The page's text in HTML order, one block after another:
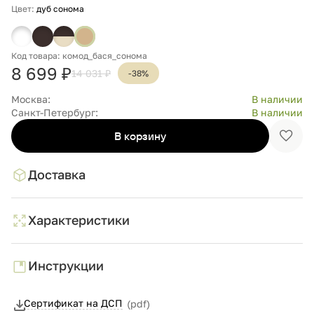
Цвет: дуб сонома
Код товара: комод_бася_сонома
8 699 ₽14 031 ₽ -38%
Москва:
В наличии
Санкт-Петербург:
В наличии
В корзину
Доставка
Характеристики
Инструкции
Сертификат на ДСП (pdf)